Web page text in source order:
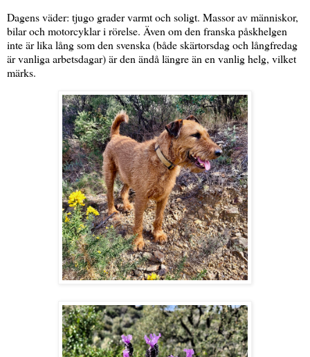
Dagens väder: tjugo grader varmt och soligt. Massor av människor,
bilar och motorcyklar i rörelse. Även om den franska påskhelgen
inte är lika lång som den svenska (både skärtorsdag och långfredag
är vanliga arbetsdagar) är den ändå längre än en vanlig helg, vilket
märks.